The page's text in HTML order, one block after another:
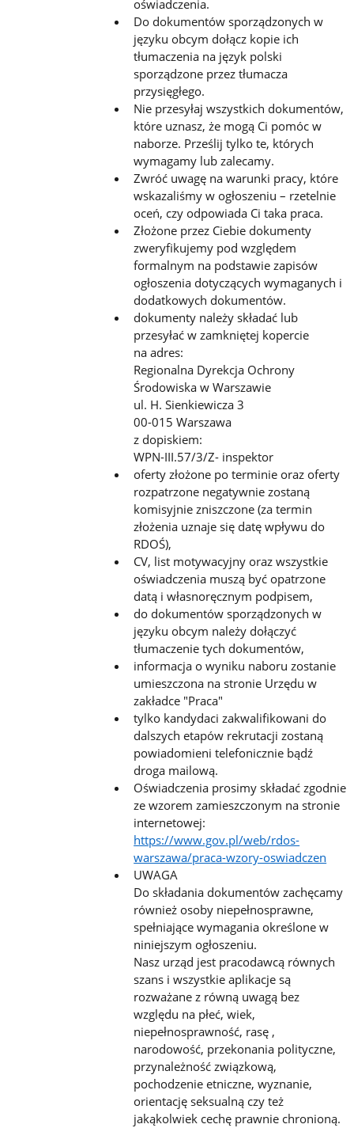
oświadczenia.
Do dokumentów sporządzonych w
języku obcym dołącz kopie ich
tłumaczenia na język polski
sporządzone przez tłumacza
przysięgłego.
Nie przesyłaj wszystkich dokumentów,
które uznasz, że mogą Ci pomóc w
naborze. Prześlij tylko te, których
wymagamy lub zalecamy.
Zwróć uwagę na warunki pracy, które
wskazaliśmy w ogłoszeniu – rzetelnie
oceń, czy odpowiada Ci taka praca.
Złożone przez Ciebie dokumenty
zweryfikujemy pod względem
formalnym na podstawie zapisów
ogłoszenia dotyczących wymaganych i
dodatkowych dokumentów.
dokumenty należy składać lub
przesyłać w zamkniętej kopercie
na adres:
Regionalna Dyrekcja Ochrony
Środowiska w Warszawie
ul. H. Sienkiewicza 3
00-015 Warszawa
z dopiskiem:
WPN-III.57/3/Z- inspektor
oferty złożone po terminie oraz oferty
rozpatrzone negatywnie zostaną
komisyjnie zniszczone (za termin
złożenia uznaje się datę wpływu do
RDOŚ),
CV, list motywacyjny oraz wszystkie
oświadczenia muszą być opatrzone
datą i własnoręcznym podpisem,
do dokumentów sporządzonych w
języku obcym należy dołączyć
tłumaczenie tych dokumentów,
informacja o wyniku naboru zostanie
umieszczona na stronie Urzędu w
zakładce "Praca"
tylko kandydaci zakwalifikowani do
dalszych etapów rekrutacji zostaną
powiadomieni telefonicznie bądź
droga mailową.
Oświadczenia prosimy składać zgodnie
ze wzorem zamieszczonym na stronie
internetowej:
https://www.gov.pl/web/rdos-
warszawa/praca-wzory-oswiadczen
UWAGA
Do składania dokumentów zachęcamy
również osoby niepełnosprawne,
spełniające wymagania określone w
niniejszym ogłoszeniu.
Nasz urząd jest pracodawcą równych
szans i wszystkie aplikacje są
rozważane z równą uwagą bez
względu na płeć, wiek,
niepełnosprawność, rasę ,
narodowość, przekonania polityczne,
przynależność związkową,
pochodzenie etniczne, wyznanie,
orientację seksualną czy też
jakąkolwiek cechę prawnie chronioną.